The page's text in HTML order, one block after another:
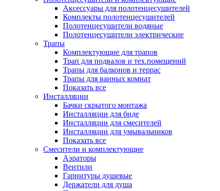
Аксессуары для полотенцесушителей
Комплекты полотенцесушителей
Полотенцесушители водяные
Полотенцесушители электрические
Трапы
Комплектующие для трапов
Трап для подвалов и тех.помещений
Трапы для балконов и террас
Трапы для ванных комнат
Показать все
Инсталляции
Бачки скрытого монтажа
Инсталляции для биде
Инсталляции для смесителей
Инсталляции для умывальников
Показать все
Смесители и комплектующие
Аэраторы
Вентили
Гарнитуры душевые
Держатели для душа